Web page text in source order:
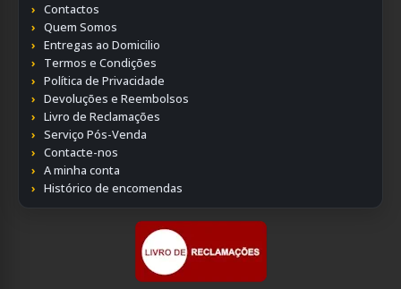
Contactos
Quem Somos
Entregas ao Domicilio
Termos e Condições
Política de Privacidade
Devoluções e Reembolsos
Livro de Reclamações
Serviço Pós-Venda
Contacte-nos
A minha conta
Histórico de encomendas